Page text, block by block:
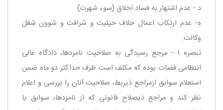
‌د - عدم اشتهار به فساد اخلاق (‌سوء شهرت)
ه- عدم ارتكاب اعمال خلاف حیثیت و شرافت و شوون شغل
وكالت.
‌تبصره ۱ - مرجع رسیدگی به صلاحیت نامزدها، دادگاه عالی
انتظامی قضات بوده كه مكلف است ظرف حداكثر دو ماه ضمن
استعلام سوابق از‌مراجع ذیربط، صلاحیت آنان را بررسی و اعلام
نظر كند و مراجع ذیصلاح قانونی كه از نامزدها، سوابق یا